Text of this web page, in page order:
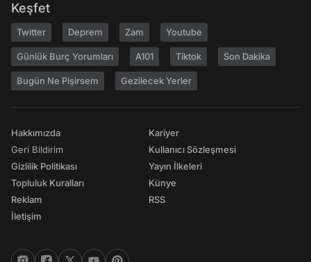
Keşfet
Twitter Deprem Zam Youtube
Günlük Burç Yorumları A101 Tiktok Son Dakika
Bugün Ne Pişirsem Gezilecek Yerler
Hakkımızda
Geri Bildirim
Gizlilik Politikası
Topluluk Kuralları
Reklam
İletişim
Kariyer
Kullanıcı Sözleşmesi
Yayın İlkeleri
Künye
RSS